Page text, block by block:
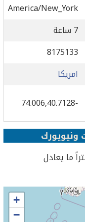
America/New_York
7 ساعة
8175133
امريكا
-74.006,40.7128
ونيويورك
ما يعادل
+
−